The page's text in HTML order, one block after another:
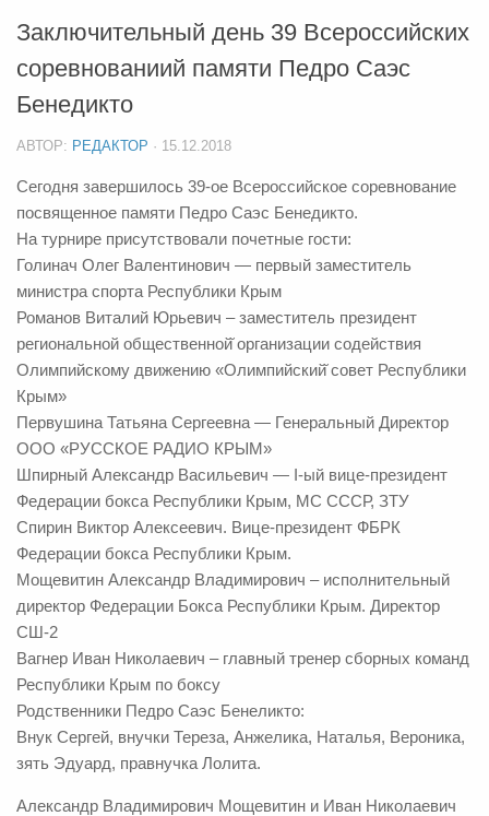
Заключительный день 39 Всероссийских
соревнованиий памяти Педро Саэс
Бенедикто
АВТОР: РЕДАКТОР · 15.12.2018
Сегодня завершилось 39-ое Всероссийское соревнование
посвященное памяти Педро Саэс Бенедикто.
На турнире присутствовали почетные гости:
Голинач Олег Валентинович — первый заместитель
министра спорта Республики Крым
Романов Виталий Юрьевич – заместитель президент
региональной общественной̆ организации содействия
Олимпийскому движению «Олимпийский̆ совет Республики
Крым»
Первушина Татьяна Сергеевна — Генеральный Директор
ООО «РУССКОЕ РАДИО КРЫМ»
Шпирный Александр Васильевич — I-ый вице-президент
Федерации бокса Республики Крым, МС СССР, ЗТУ
Спирин Виктор Алексеевич. Вице-президент ФБРК
Федерации бокса Республики Крым.
Мощевитин Александр Владимирович – исполнительный
директор Федерации Бокса Республики Крым. Директор
СШ-2
Вагнер Иван Николаевич – главный тренер сборных команд
Республики Крым по боксу
Родственники Педро Саэс Бенеликто:
Внук Сергей, внучки Тереза, Анжелика, Наталья, Вероника,
зять Эдуард, правнучка Лолита.
Александр Владимирович Мощевитин и Иван Николаевич